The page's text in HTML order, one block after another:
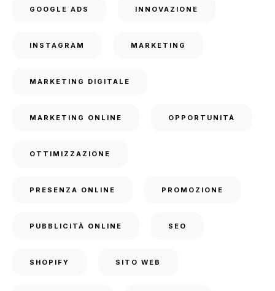
GOOGLE ADS INNOVAZIONE
INSTAGRAM MARKETING
MARKETING DIGITALE
MARKETING ONLINE OPPORTUNITÀ
OTTIMIZZAZIONE
PRESENZA ONLINE PROMOZIONE
PUBBLICITÀ ONLINE SEO
SHOPIFY SITO WEB